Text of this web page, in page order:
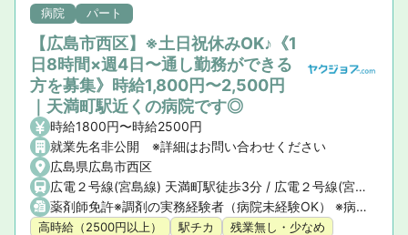
病院 パート
【広島市西区】※土日祝休みOK♪《1
日8時間×週4日〜通し勤務ができる
方を募集》時給1,800円〜2,500円
｜天満町駅近くの病院です◎
時給1800円〜時給2500円
就業先名非公開 ※詳細はお問い合わせください
広島県広島市西区
広電２号線(宮島線) 天満町駅徒歩3分 / 広電２号線(宮島線) 観音町駅徒歩4分 / 広電３号線 小網町駅徒歩6分
薬剤師免許※調剤の実務経験者（病院未経験OK） ※病院の実務経験者は優遇！
高時給（2500円以上） 駅チカ
残業無し・少なめ